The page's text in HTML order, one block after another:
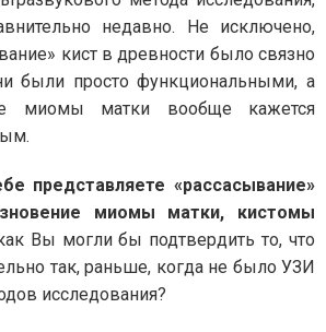
недавно. Не исключено,
кист в древности было связно
были просто функциональными, а
миомы матки вообще кажется
представляете «рассасывание»
миомы матки, кистомы
Вы могли бы подтвердить то, что
так, раньше, когда не было УЗИ
исследования?